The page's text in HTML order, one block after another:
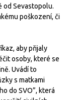
od Sevastopolu.
poškození, či
aby přijaly
osoby, které se
Uvádí to
s matkami
do SVO”, která